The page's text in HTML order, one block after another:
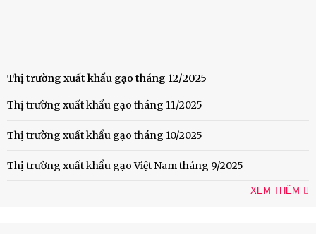
Thị trường xuất khẩu gạo tháng 12/2025
Thị trường xuất khẩu gạo tháng 11/2025
Thị trường xuất khẩu gạo tháng 10/2025
Thị trường xuất khẩu gạo Việt Nam tháng 9/2025
XEM THÊM